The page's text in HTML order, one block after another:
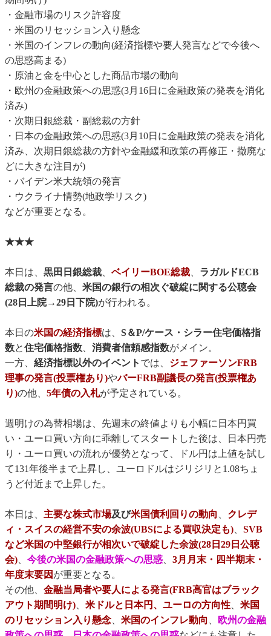
・金融市場のリスク許容度
・米国のリセッション入り懸念
・米国のインフレの動向(経済指標や要人発言などで今後へ
の思惑高まる)
・原油と金を中心とした商品市場の動向
・欧州の金融政策への思惑(3月16日に金融政策の発表を消化
済み)
・次期日銀総裁・副総裁の方針
・日本の金融政策への思惑(3月10日に金融政策の発表を消化
済み、次期日銀総裁の方針や金融緩和政策の再修正・撤廃な
どに大きな注目が)
・バイデン米大統領の発言
・ウクライナ情勢(地政学リスク)
などが重要となる。
★★★
本日は、 黒田日銀総裁、 ベイリーBOE総裁、 ラガルドECB
総裁の発言の他、 米国の銀行の相次ぐ破綻に関する公聴会
(28日上院→29日下院)が行われる。
本日の米国の経済指標は、 S＆P/ケース・シラー住宅価格指
数と住宅価格指数、 消費者信頼感指数がメイン。
一方、 経済指標以外のイベント では、 ジェファーソンFRB
理事の発言(投票権あり)やバーFRB副議長の発言(投票権あ
り)の他、 5年債の入札が予定されている。
週明けの為替相場は、先週末の終値よりも小幅に日本円買
い・ユーロ買い方向に乖離してスタートした後は、日本円売
り・ユーロ買いの流れが優勢となって、ドル円は上値を試し
て131年後半まで上昇し、ユーロドルはジリジリと1.08ちょ
うど付近まで上昇した。
本日は、 主要な株式市場及び米国債利回りの動向 、 クレデ
ィ・スイスの経営不安の余波(UBSによる買収決定も)、 SVB
など米国の中堅銀行が相次いで破綻した余波(28日29日公聴
会)、 今後の米国の金融政策への思惑、 3月月末・四半期末・
年度末要因 が重要となる。
その他、 金融当局者や要人による発言(FRB高官はブラック
アウト期間明け)、 米ドルと日本円、ユーロの方向性、 米国
のリセッション入り懸念、 米国のインフレ動向 、
欧州の金融